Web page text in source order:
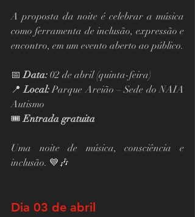
A proposta da noite é celebrar a música
como ferramenta de inclusão, expressão e
encontro, em um evento aberto ao público.
📅 Data: 02 de abril (quinta-feira)
📍 Local: Parque Areião – Sede do NAIA
Autismo
🎟 Entrada gratuita
Uma noite de música, consciência e
inclusão. 💙🎶
Dia 03 de abril